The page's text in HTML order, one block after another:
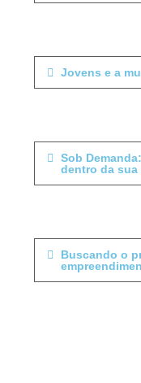
Jovens e a
Sob
dentro da
Buscando o